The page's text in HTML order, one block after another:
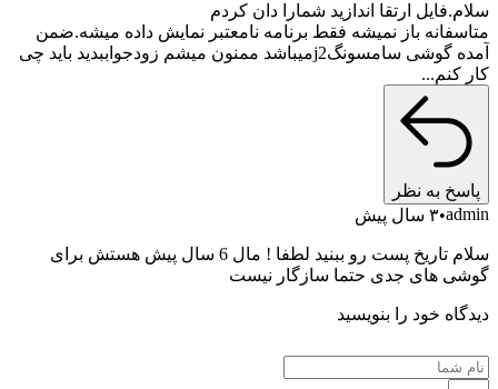
ارتقا اندازید شمارا دان کردم
باز نمیشه فقط برنامه نامعتبر نمایش داده میشه.ضمن
آمده گوشی سامسونگj2میباشد ممنون میشم زودجواببدید باید چی
به نظر
۳ سال پیش
سلام تاریخ پست رو ببنید لطفا ! مال 6 سال پیش هستش برای
جدی حتما سازگار نیست
خود را بنویسید